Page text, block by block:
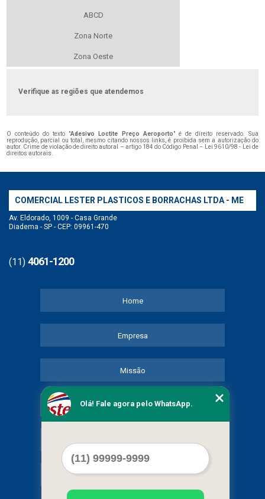
ABCD
Zona Norte
Zona Oeste
Verifique as regiões que atendemos
O conteúdo do texto "Adesivo Loctite Preço Aeroporto" é de direito reservado. Sua
reprodução, parcial ou total, mesmo citando nossos links, é proibida sem a autorização do
autor. Crime de violação de direito autoral – artigo 184 do Código Penal – Lei 9610/98 - Lei de
direitos autorais.
COMERCIAL LESTER PLASTICOS E BORRACHAS LTDA - ME
Av. Eldorado, 1009 - Casa Grande
Diadema - SP - CEP: 09961-470
(11) 4061-1200
Home
Empresa
Missão
Serviços
Mapa do site
Olá! Fale agora pelo WhatsApp.